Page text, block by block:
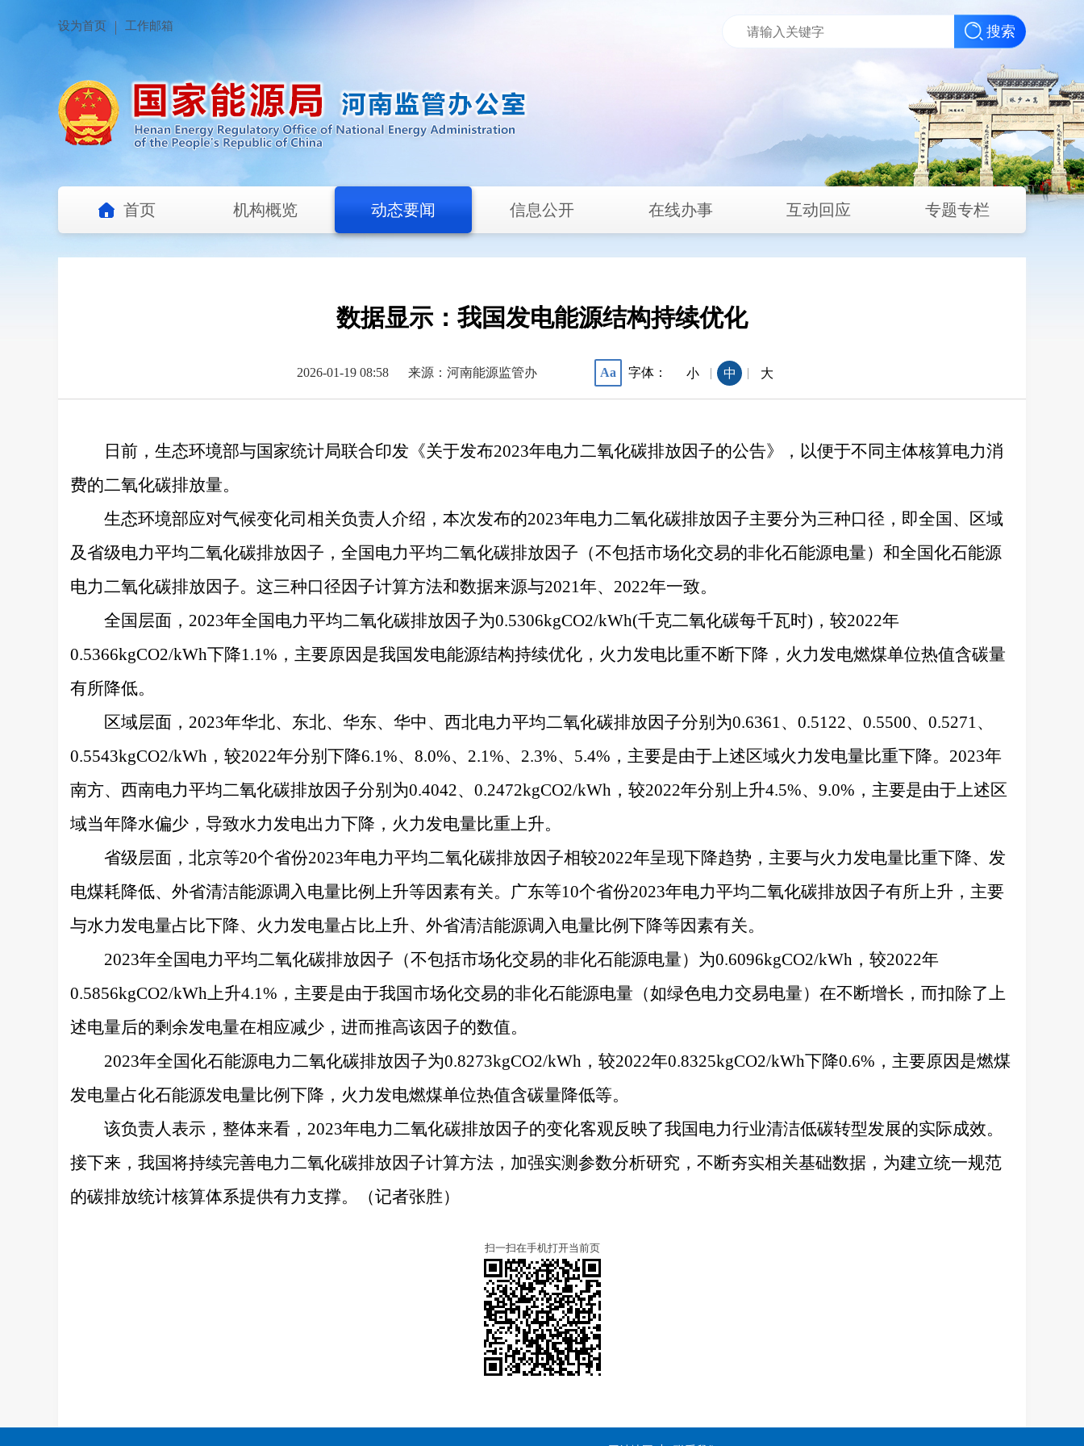
设为首页 工作邮箱 搜索
首页 机构概览 动态要闻 信息公开 在线办事 互动回应 专题专栏
数据显示：我国发电能源结构持续优化
2026-01-19 08:58 来源：河南能源监管办 Aa 字体： 小 | 中 | 大
日前，生态环境部与国家统计局联合印发《关于发布2023年电力二氧化碳排放因子的公告》，以便于不同主体核算电力消
费的二氧化碳排放量。
生态环境部应对气候变化司相关负责人介绍，本次发布的2023年电力二氧化碳排放因子主要分为三种口径，即全国、区域
及省级电力平均二氧化碳排放因子，全国电力平均二氧化碳排放因子（不包括市场化交易的非化石能源电量）和全国化石能源
电力二氧化碳排放因子。这三种口径因子计算方法和数据来源与2021年、2022年一致。
全国层面，2023年全国电力平均二氧化碳排放因子为0.5306kgCO2/kWh(千克二氧化碳每千瓦时)，较2022年
0.5366kgCO2/kWh下降1.1%，主要原因是我国发电能源结构持续优化，火力发电比重不断下降，火力发电燃煤单位热值含碳量
有所降低。
区域层面，2023年华北、东北、华东、华中、西北电力平均二氧化碳排放因子分别为0.6361、0.5122、0.5500、0.5271、
0.5543kgCO2/kWh，较2022年分别下降6.1%、8.0%、2.1%、2.3%、5.4%，主要是由于上述区域火力发电量比重下降。2023年
南方、西南电力平均二氧化碳排放因子分别为0.4042、0.2472kgCO2/kWh，较2022年分别上升4.5%、9.0%，主要是由于上述区
域当年降水偏少，导致水力发电出力下降，火力发电量比重上升。
省级层面，北京等20个省份2023年电力平均二氧化碳排放因子相较2022年呈现下降趋势，主要与火力发电量比重下降、发
电煤耗降低、外省清洁能源调入电量比例上升等因素有关。广东等10个省份2023年电力平均二氧化碳排放因子有所上升，主要
与水力发电量占比下降、火力发电量占比上升、外省清洁能源调入电量比例下降等因素有关。
2023年全国电力平均二氧化碳排放因子（不包括市场化交易的非化石能源电量）为0.6096kgCO2/kWh，较2022年
0.5856kgCO2/kWh上升4.1%，主要是由于我国市场化交易的非化石能源电量（如绿色电力交易电量）在不断增长，而扣除了上
述电量后的剩余发电量在相应减少，进而推高该因子的数值。
2023年全国化石能源电力二氧化碳排放因子为0.8273kgCO2/kWh，较2022年0.8325kgCO2/kWh下降0.6%，主要原因是燃煤
发电量占化石能源发电量比例下降，火力发电燃煤单位热值含碳量降低等。
该负责人表示，整体来看，2023年电力二氧化碳排放因子的变化客观反映了我国电力行业清洁低碳转型发展的实际成效。
接下来，我国将持续完善电力二氧化碳排放因子计算方法，加强实测参数分析研究，不断夯实相关基础数据，为建立统一规范
的碳排放统计核算体系提供有力支撑。（记者张胜）
扫一扫在手机打开当前页